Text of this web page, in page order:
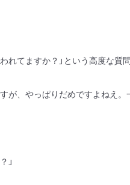
てますか？」という高度な質問
が、やっぱりだめですよねえ
」